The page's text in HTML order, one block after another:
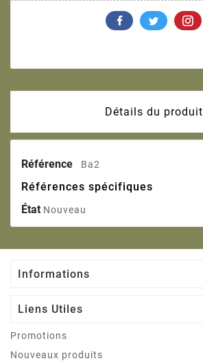
Détails du produit
Référence Ba2
Références spécifiques
État Nouveau
Informations
Liens Utiles
Promotions
Nouveaux produits